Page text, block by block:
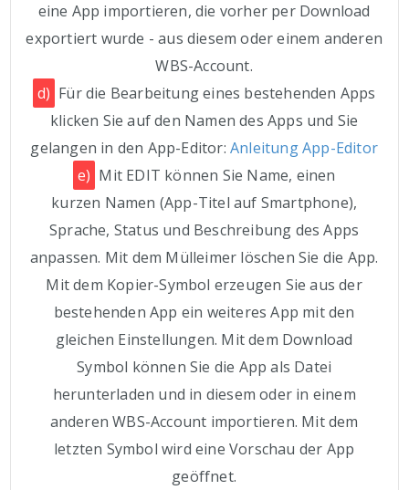
eine App importieren, die vorher per Download
exportiert wurde - aus diesem oder einem anderen
WBS-Account.
d) Für die Bearbeitung eines bestehenden Apps
klicken Sie auf den Namen des Apps und Sie
gelangen in den App-Editor: Anleitung App-Editor
e) Mit EDIT können Sie Name, einen
kurzen Namen (App-Titel auf Smartphone),
Sprache, Status und Beschreibung des Apps
anpassen. Mit dem Mülleimer löschen Sie die App.
Mit dem Kopier-Symbol erzeugen Sie aus der
bestehenden App ein weiteres App mit den
gleichen Einstellungen. Mit dem Download
Symbol können Sie die App als Datei
herunterladen und in diesem oder in einem
anderen WBS-Account importieren. Mit dem
letzten Symbol wird eine Vorschau der App
geöffnet.